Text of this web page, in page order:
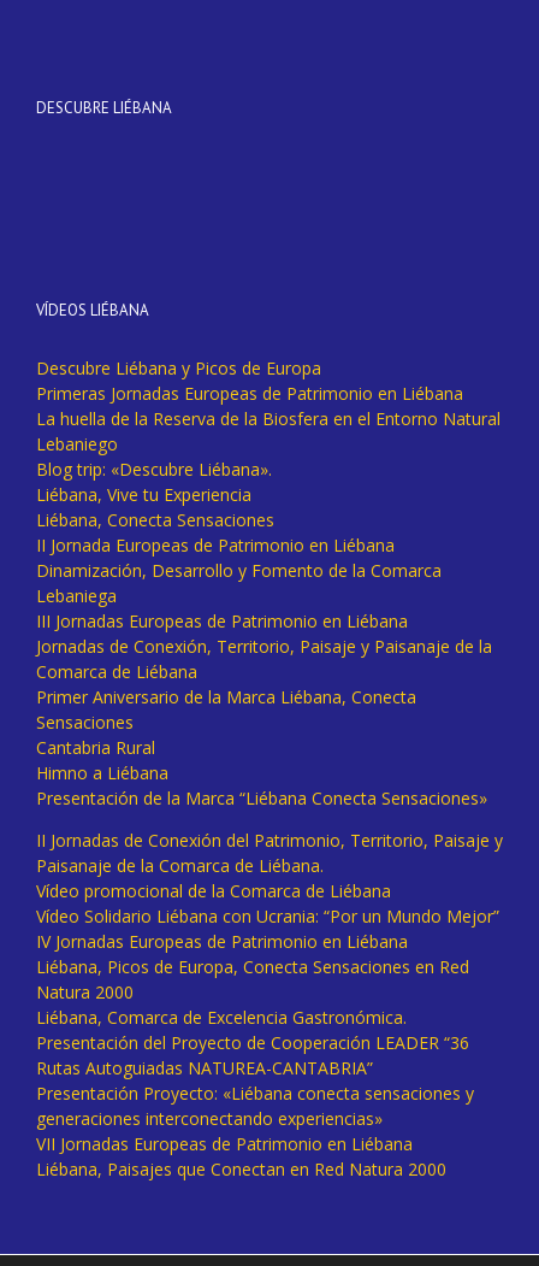
DESCUBRE LIÉBANA
VÍDEOS LIÉBANA
Descubre Liébana y Picos de Europa
Primeras Jornadas Europeas de Patrimonio en Liébana
La huella de la Reserva de la Biosfera en el Entorno Natural
Lebaniego
Blog trip: «Descubre Liébana».
Liébana, Vive tu Experiencia
Liébana, Conecta Sensaciones
II Jornada Europeas de Patrimonio en Liébana
Dinamización, Desarrollo y Fomento de la Comarca
Lebaniega
III Jornadas Europeas de Patrimonio en Liébana
Jornadas de Conexión, Territorio, Paisaje y Paisanaje de la
Comarca de Liébana
Primer Aniversario de la Marca Liébana, Conecta
Sensaciones
Cantabria Rural
Himno a Liébana
Presentación de la Marca “Liébana Conecta Sensaciones»
II Jornadas de Conexión del Patrimonio, Territorio, Paisaje y
Paisanaje de la Comarca de Liébana.
Vídeo promocional de la Comarca de Liébana
Vídeo Solidario Liébana con Ucrania: “Por un Mundo Mejor”
IV Jornadas Europeas de Patrimonio en Liébana
Liébana, Picos de Europa, Conecta Sensaciones en Red
Natura 2000
Liébana, Comarca de Excelencia Gastronómica.
Presentación del Proyecto de Cooperación LEADER “36
Rutas Autoguiadas NATUREA-CANTABRIA”
Presentación Proyecto: «Liébana conecta sensaciones y
generaciones interconectando experiencias»
VII Jornadas Europeas de Patrimonio en Liébana
Liébana, Paisajes que Conectan en Red Natura 2000